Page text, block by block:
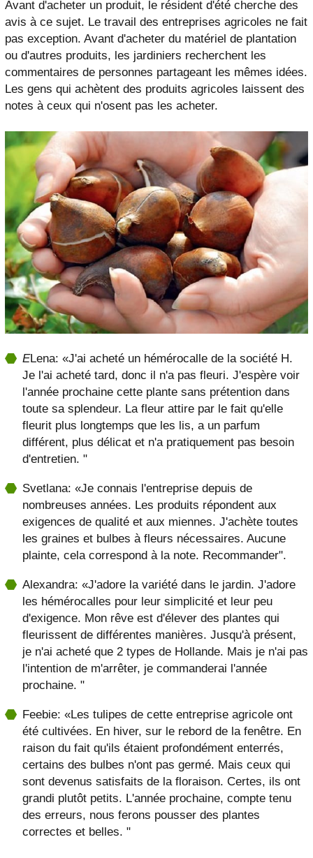
Avant d'acheter un produit, le résident d'été cherche des
avis à ce sujet. Le travail des entreprises agricoles ne fait
pas exception. Avant d'acheter du matériel de plantation
ou d'autres produits, les jardiniers recherchent les
commentaires de personnes partageant les mêmes idées.
Les gens qui achètent des produits agricoles laissent des
notes à ceux qui n'osent pas les acheter.
ELena: «J'ai acheté un hémérocalle de la société H.
Je l'ai acheté tard, donc il n'a pas fleuri. J'espère voir
l'année prochaine cette plante sans prétention dans
toute sa splendeur. La fleur attire par le fait qu'elle
fleurit plus longtemps que les lis, a un parfum
différent, plus délicat et n'a pratiquement pas besoin
d'entretien. "
Svetlana: «Je connais l'entreprise depuis de
nombreuses années. Les produits répondent aux
exigences de qualité et aux miennes. J'achète toutes
les graines et bulbes à fleurs nécessaires. Aucune
plainte, cela correspond à la note. Recommander".
Alexandra: «J'adore la variété dans le jardin. J'adore
les hémérocalles pour leur simplicité et leur peu
d'exigence. Mon rêve est d'élever des plantes qui
fleurissent de différentes manières. Jusqu'à présent,
je n'ai acheté que 2 types de Hollande. Mais je n'ai pas
l'intention de m'arrêter, je commanderai l'année
prochaine. "
Feebie: «Les tulipes de cette entreprise agricole ont
été cultivées. En hiver, sur le rebord de la fenêtre. En
raison du fait qu'ils étaient profondément enterrés,
certains des bulbes n'ont pas germé. Mais ceux qui
sont devenus satisfaits de la floraison. Certes, ils ont
grandi plutôt petits. L'année prochaine, compte tenu
des erreurs, nous ferons pousser des plantes
correctes et belles. "